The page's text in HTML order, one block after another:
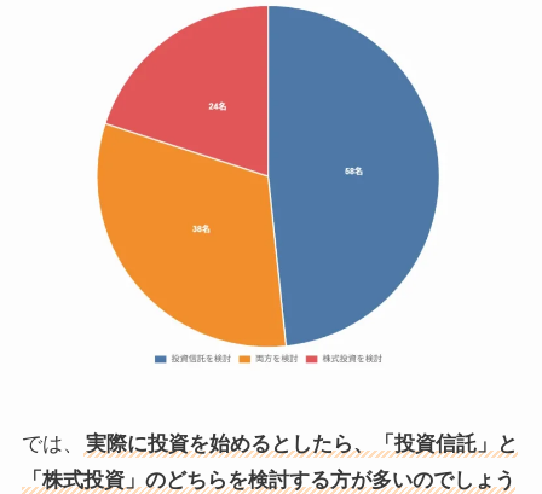
では、
実際に投資を始めるとしたら、「投資信託」と
「株式投資」のどちらを検討する方が多いのでしょう